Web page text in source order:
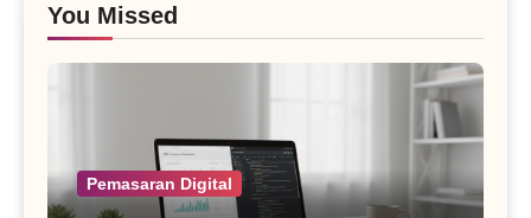
You Missed
Pemasaran Digital